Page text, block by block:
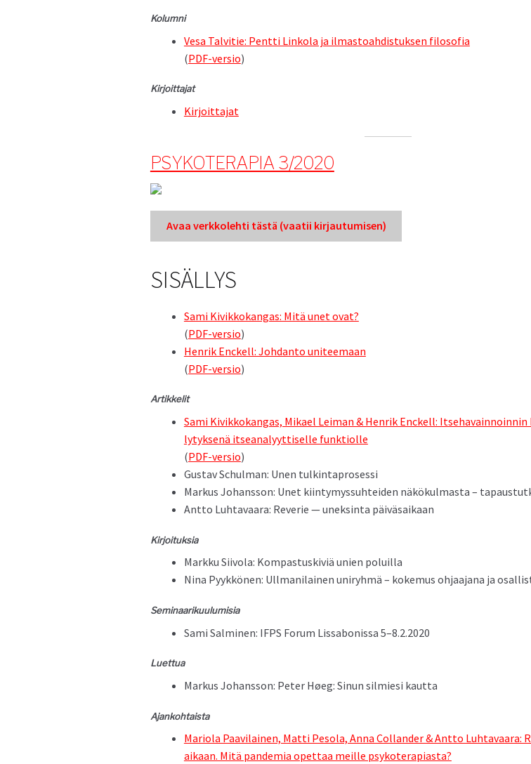
Kolum­ni
Vesa Talvi­tie: Pent­ti Linko­la ja ilmas­toahdis­tuk­sen filosofia
(PDF-ver­sio)
Kir­joit­ta­jat
Kir­joit­ta­jat
PSYKOTERAPIA 3/2020
Avaa verkkole­hti tästä (vaatii kir­jau­tu­misen)
SISÄLLYS
Sami Kivikkokan­gas: Mitä unet ovat?
(PDF-ver­sio)
Hen­rik Enck­ell: Johdan­to uni­teemaan
(PDF-ver­sio)
Artikke­lit
Sami Kivikkokan­gas, Mikael Leiman & Hen­rik Enck­ell:
ly­tyk­senä itseana­lyyt­tiselle funk­ti­olle
(PDF-ver­sio)
Gus­tav Schul­man: Unen tulkintaprosessi
Markus Johans­son: Unet kiin­tymys­suhtei­den näkökul­mas­ta –
Ant­to Luh­tavaara: Rever­ie — uneksin­ta päiväsaikaan
Kir­joituk­sia
Markku Siivola: Kom­pas­tuskiviä unien poluilla
Nina Pyykkö­nen: Ull­mani­lainen uniryh­mä – koke­mus ohjaa­jana ja
Sem­i­naariku­u­lu­misia
Sami Salmi­nen: IFPS Forum Liss­abonis­sa 5–8.2.2020
Luet­tua
Markus Johans­son: Peter Høeg: Sin­un silmiesi kautta
Ajanko­htaista
Mar­i­o­la Paav­i­lainen, Mat­ti Peso­la, Anna Col­lan­der & Ant­to Luh­tavaara:
aikaan. Mitä pan­demia opet­taa meille psykoter­api­as­ta?